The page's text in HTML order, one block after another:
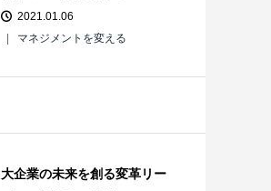
2021.01.06
マネジメントを変える
大企業の未来を創る変革リー